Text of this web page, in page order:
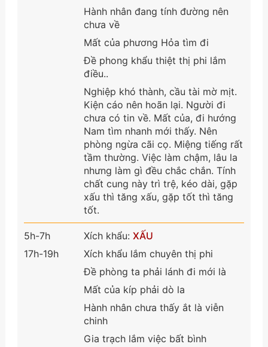
Hành nhân đang tính đường nên
chưa về
Mất của phương Hỏa tìm đi
Đề phong khẩu thiệt thị phi lắm
điều..
Nghiệp khó thành, cầu tài mờ mịt.
Kiện cáo nên hoãn lại. Người đi
chưa có tin về. Mất của, đi hướng
Nam tìm nhanh mới thấy. Nên
phòng ngừa cãi cọ. Miệng tiếng rất
tầm thường. Việc làm chậm, lâu la
nhưng làm gì đều chắc chắn. Tính
chất cung này trì trệ, kéo dài, gặp
xấu thì tăng xấu, gặp tốt thì tăng
tốt.
5h-7h
17h-19h
Xích khẩu: XẤU
Xích khẩu lắm chuyên thị phi
Đề phòng ta phải lánh đi mới là
Mất của kíp phải dò la
Hành nhân chưa thấy ắt là viễn
chinh
Gia trạch lắm việc bất bình